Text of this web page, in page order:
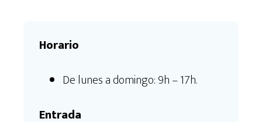
Horario
De lunes a domingo: 9h – 17h.
Entrada